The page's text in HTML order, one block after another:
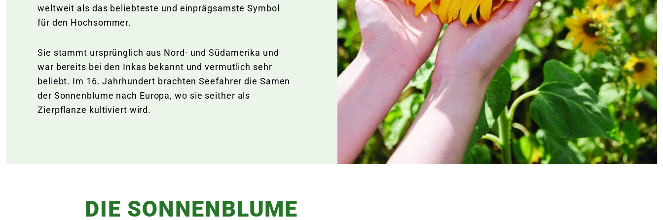
Warenkorb
weltweit als das beliebteste und einprägsamste Symbol
für den Hochsommer.
Sie stammt ursprünglich aus Nord- und Südamerika und
war bereits bei den Inkas bekannt und vermutlich sehr
beliebt. Im 16. Jahrhundert brachten Seefahrer die Samen
der Sonnenblume nach Europa, wo sie seither als
Zierpflanze kultiviert wird.
DIE SONNENBLUME